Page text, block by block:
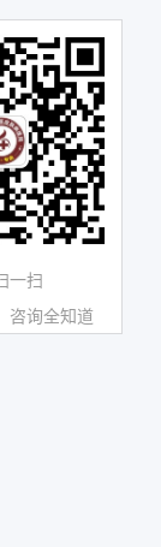
一扫
咨询全知道